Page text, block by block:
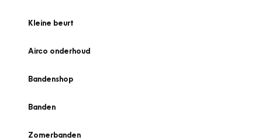
Kleine beurt
Airco onderhoud
Bandenshop
Banden
Zomerbanden